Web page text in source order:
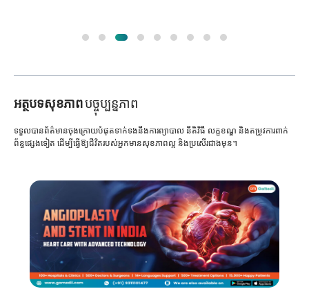
អត្ថបទសុខភាពបច្ចុប្បន្នភាព
ទទួលបានព័ត៌មានចុងក្រោយបំផុតទាក់ទងនឹងការព្យាបាល នីតិវិធី លក្ខខណ្ឌ និងតម្រូវការពាក់
ព័ន្ធផ្សេងទៀត ដើម្បីធ្វើឱ្យជីវិតរបស់អ្នកមានសុខភាពល្អ និងប្រសើរជាងមុន។